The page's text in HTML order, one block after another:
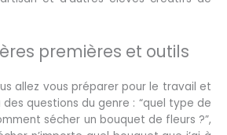
premières et outils
allez vous préparer pour le travail et
questions du genre : “quel type de
sécher un bouquet de fleurs ?”,